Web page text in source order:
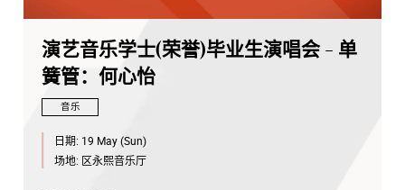
演艺音乐学士(荣誉)毕业生演唱会 - 单
簧管：何心怡
音乐
日期: 19 May (Sun)
场地: 区永熙音乐厅